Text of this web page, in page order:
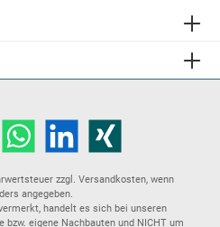
zzgl. Versandkosten, wenn
angegeben.
handelt es sich bei unseren
eigene Nachbauten und NICHT um